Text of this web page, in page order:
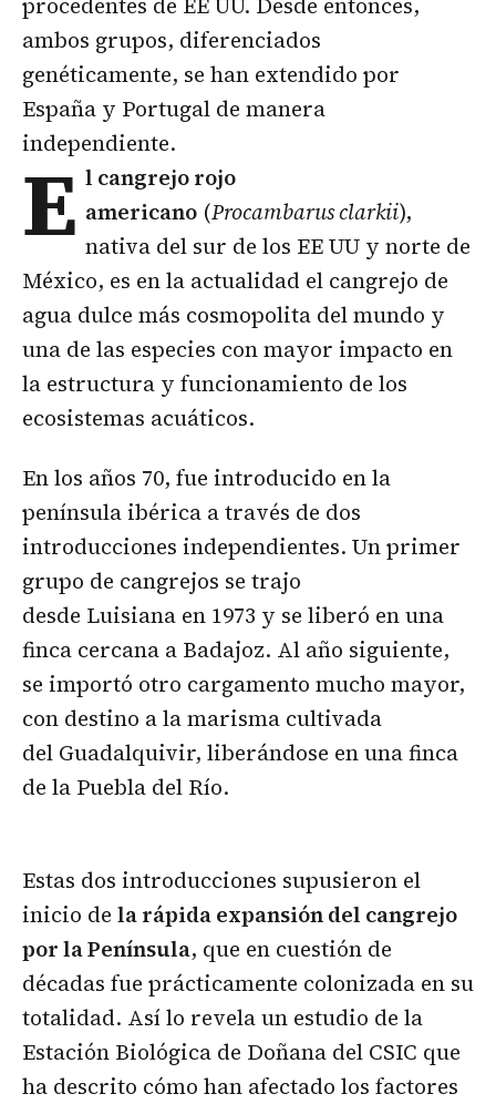
procedentes de EE UU. Desde entonces,
ambos grupos, diferenciados
genéticamente, se han extendido por
España y Portugal de manera
independiente.
E l cangrejo rojo
americano (Procambarus clarkii),
nativa del sur de los EE UU y norte de
México, es en la actualidad el cangrejo de
agua dulce más cosmopolita del mundo y
una de las especies con mayor impacto en
la estructura y funcionamiento de los
ecosistemas acuáticos.
En los años 70, fue introducido en la
península ibérica a través de dos
introducciones independientes. Un primer
grupo de cangrejos se trajo
desde Luisiana en 1973 y se liberó en una
finca cercana a Badajoz. Al año siguiente,
se importó otro cargamento mucho mayor,
con destino a la marisma cultivada
del Guadalquivir, liberándose en una finca
de la Puebla del Río.
Estas dos introducciones supusieron el
inicio de la rápida expansión del cangrejo
por la Península, que en cuestión de
décadas fue prácticamente colonizada en su
totalidad. Así lo revela un estudio de la
Estación Biológica de Doñana del CSIC que
ha descrito cómo han afectado los factores